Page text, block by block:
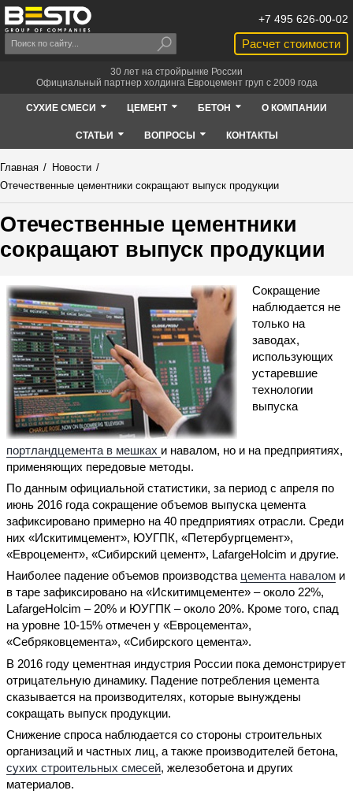
Расчет стоимости
+7 495 626-00-02
30 лет на стройрынке России
Официальный партнер холдинга Евроцемент груп с 2009 года
СУХИЕ СМЕСИ ЦЕМЕНТ БЕТОН О КОМПАНИИ
СТАТЬИ ВОПРОСЫ КОНТАКТЫ
Главная / Новости /
Отечественные цементники сокращают выпуск продукции
Отечественные цементники
сокращают выпуск продукции
Сокращение
наблюдается не
только на
заводах,
использующих
устаревшие
технологии
выпуска
портландцемента в мешках и навалом, но и на предприятиях,
применяющих передовые методы.
По данным официальной статистики, за период с апреля по
июнь 2016 года сокращение объемов выпуска цемента
зафиксировано примерно на 40 предприятиях отрасли. Среди
них «Искитимцемент», ЮУГПК, «Петербургцемент»,
«Евроцемент», «Сибирский цемент», LafargeHolcim и другие.
Наиболее падение объемов производства цемента навалом и
в таре зафиксировано на «Искитимцементе» – около 22%,
LafargeHolcim – 20% и ЮУГПК – около 20%. Кроме того, спад
на уровне 10-15% отмечен у «Евроцемента»,
«Себряковцемента», «Сибирского цемента».
В 2016 году цементная индустрия России пока демонстрирует
отрицательную динамику. Падение потребления цемента
сказывается на производителях, которые вынуждены
сокращать выпуск продукции.
Снижение спроса наблюдается со стороны строительных
организаций и частных лиц, а также производителей бетона,
сухих строительных смесей, железобетона и других
материалов.